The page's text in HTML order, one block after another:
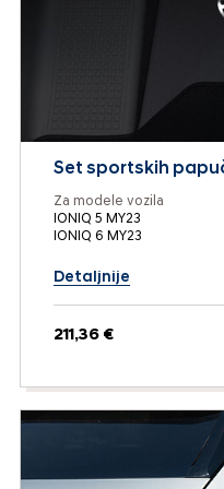
Set sportskih
Za modele vozila
IONIQ 5 MY23
IONIQ 6 MY23
Detaljnije
211,36 €